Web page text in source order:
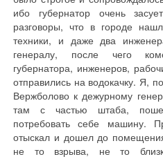
ибо губернатор очень
разговоры, что в городе
техники, и даже два
генералу, после чего
губернатора, инженеров,
отправились на водокачку. Я,
Вержболово к дежурному
там с частью штаба,
потребовать себе машину.
отыскал и дошел до
не то взрыва, не то